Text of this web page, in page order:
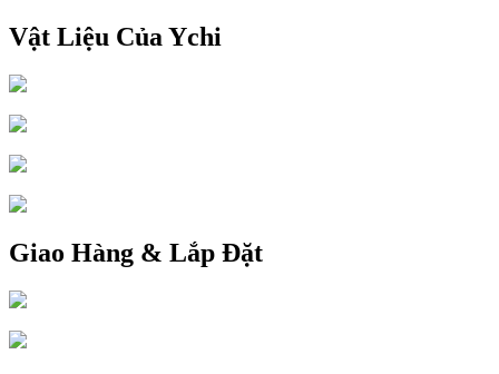
Vật Liệu Của Ychi
Giao Hàng & Lắp Đặt